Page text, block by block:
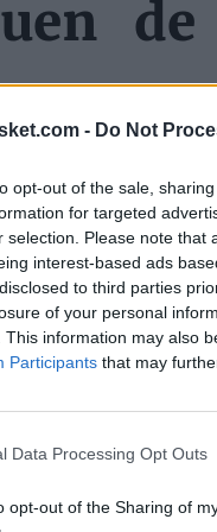
- Do Not
opt-out of the sale,
for targeted
selection. Please note
interest-based ads
to third parties
of your personal
This information may also
Participants that may
Data Processing Opt Outs
opt-out of the Sharing of
y consideran a
los
de
libres sin
de que